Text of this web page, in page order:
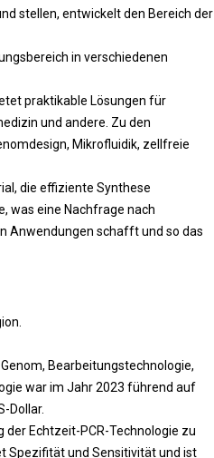
stellen, entwickelt den Bereich der
in verschiedenen
praktikable Lösungen für
und andere. Zu den
Mikrofluidik, zellfreie
die effiziente Synthese
was eine Nachfrage nach
Anwendungen schafft und so das
Bearbeitungstechnologie,
war im Jahr 2023 führend auf
Dollar.
Echtzeit-PCR-Technologie zu
Spezifität und Sensitivität und ist